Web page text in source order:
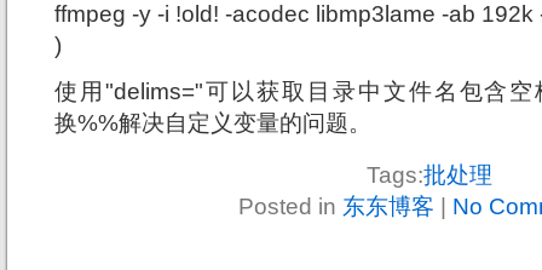
ffmpeg -y -i !old! -acodec libmp3lame -ab 192k
)
使用"delims="可以获取目录中文件名包含
换%%解决自定义变量的问题。
Tags:批处理
Posted in 东东博客 No